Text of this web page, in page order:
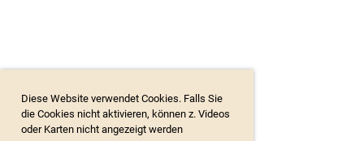
Diese Website verwendet Cookies. Falls Sie
die Cookies nicht aktivieren, können z. Videos
oder Karten nicht angezeigt werden